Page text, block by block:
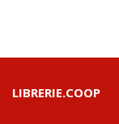
LIBRERIE.COOP